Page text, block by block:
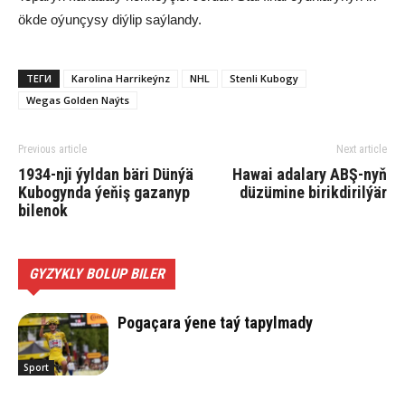
ökde oýunçysy diýlip saýlandy.
ТЕГИ Karolina Harrikeýnz NHL
Stenli Kubogy
Wegas Golden Naýts
Previous article
1934-nji ýyldan bäri Dünýä
Kubogynda ýeňiş gazanyp
bilenok
Next article
Hawai adalary ABŞ-nyň
düzümine birikdirilýär
GYZYKLY BOLUP BILER
Sport
Pogaçara ýene taý tapylmady